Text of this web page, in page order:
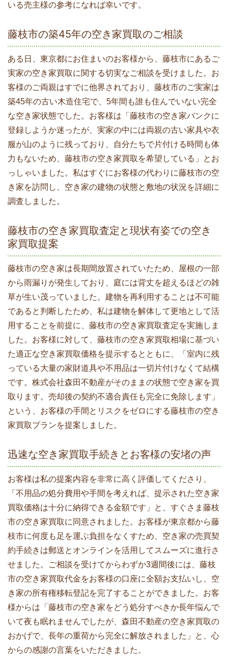
いる売主様の参考になれば幸いです。
藤枝市の築45年の空き家買取のご相談
ある日、東京都にお住まいのお客様から、藤枝市にあるご
実家の空き家買取に関する切実なご相談を受けました。お
客様のご両親はすでに他界されており、藤枝市のご実家は
築45年の古い木造住宅で、5年間も誰も住んでいない完全
な空き家状態でした。お客様は「藤枝市の空き家バンクに
登録しようか迷ったが、実家の中には両親の古い家具や衣
服が山のように残っており、自分たちで片付ける時間も体
力もないため、藤枝市の空き家買取を希望している」とお
っしゃいました。私はすぐにお客様の代わりに藤枝市の空
き家を訪問し、空き家の建物の状態と敷地の状況を詳細に
調査しました。
藤枝市の空き家買取査定と現状有姿での空き
家買取提案
藤枝市の空き家は長期間放置されていたため、屋根の一部
から雨漏りが発生しており、庭には背丈を超えるほどの雑
草が生い茂っていました。建物を再利用することは不可能
であると判断したため、私は建物を解体して更地として活
用することを前提に、藤枝市の空き家買取査定を実施しま
した。お客様に対して、藤枝市の空き家買取相場に基づい
た適正な空き家買取価格を提示するとともに、「室内に残
っている大量の家財道具や不用品は一切片付けなくて結構
です。株式会社森田不動産がそのままの状態で空き家を買
取ります。売却後の契約不適合責任も完全に免除します」
という、お客様の手間とリスクをゼロにする藤枝市の空き
家買取プランを提案しました。
迅速な空き家買取手続きとお客様の安堵の声
お客様は私の提案内容を非常に高く評価してくださり、
「不用品の処分費用や手間を考えれば、提示された空き家
買取価格は十分に納得できる金額です」と、すぐさま藤枝
市の空き家買取に同意されました。お客様が東京都から藤
枝市に何度も足を運ぶ負担をなくすため、空き家の売買契
約手続きは郵送とオンラインを活用してスムーズに進行さ
せました。ご相談を受けてからわずか3週間後には、藤枝
市の空き家買取代金をお客様の口座に全額お支払いし、空
き家の所有権移転登記を完了することができました。お客
様からは「藤枝市の空き家をどう処分すべきか長年悩んで
いて夜も眠れませんでしたが、森田不動産の空き家買取の
おかげで、長年の重荷から完全に解放されました」と、心
からの感謝の言葉をいただきました。